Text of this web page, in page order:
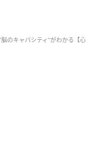
です。
脳のキャパシティ”がわかる【心